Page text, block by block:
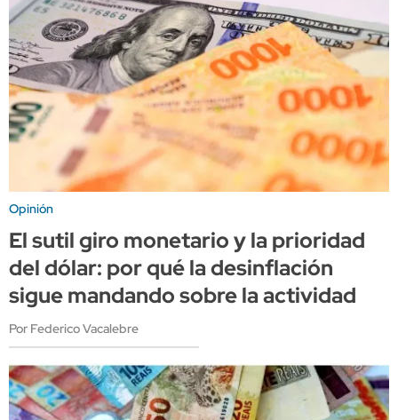
Opinión
El sutil giro monetario y la prioridad
del dólar: por qué la desinflación
sigue mandando sobre la actividad
Por Federico Vacalebre